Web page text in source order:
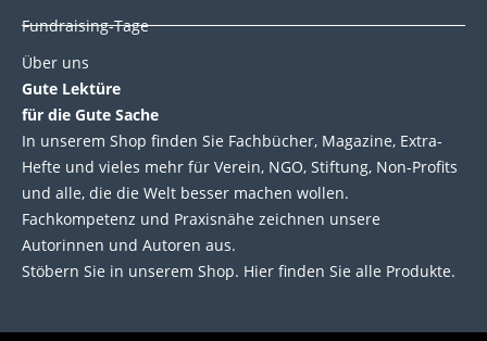
Fundraising-Tage
Über uns
Gute Lektüre
für die Gute Sache
In unserem Shop finden Sie Fachbücher, Magazine, Extra-
Hefte und vieles mehr für Verein, NGO, Stiftung, Non-Profits
und alle, die die Welt besser machen wollen.
Fachkompetenz und Praxisnähe zeichnen unsere
Autorinnen und Autoren aus.
Stöbern Sie in unserem Shop. Hier finden Sie alle Produkte.